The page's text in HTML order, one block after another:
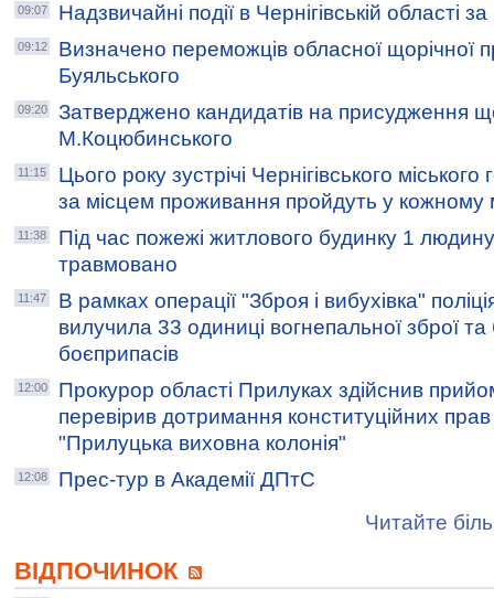
09:07 Надзвичайні події в Чернігівській області
09:12
Визначено переможців обласної щорічної
Буяльського
09:20
Затверджено кандидатів на присудження
М.Коцюбинського
11:15
Цього року зустрічі Чернігівського
за місцем проживання пройдуть у кожному
11:38
Під час пожежі житлового будинку 1
травмовано
11:47
В рамках операції "Зброя і вибухівка"
вилучила 33 одиниці вогнепальної зброї
боєприпасів
12:00
Прокурор області Прилуках здійснив
перевірив дотримання конституційних
"Прилуцька виховна колонія"
12:08
Прес-тур в Академії ДПтС
Читайте
ВІДПОЧИНОК